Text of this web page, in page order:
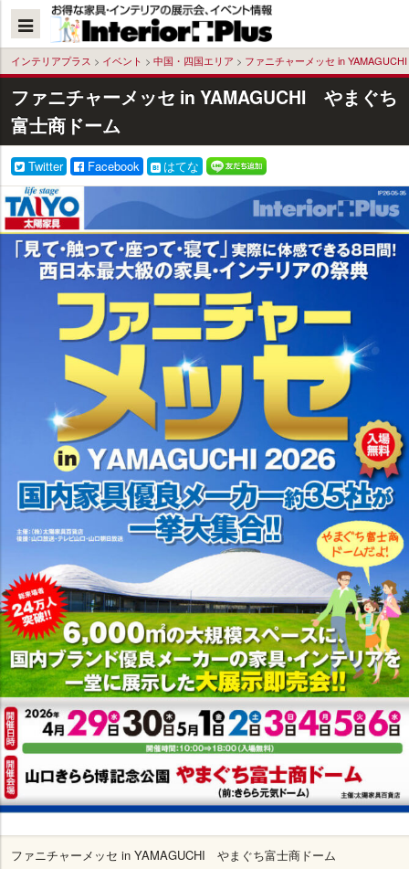
へ
インテリアプラス > イベント > 中国・四国エリア > ファニチャーメッセ in
ファニチャーメッセ in YAMAGUCHI やまぐち
富士商ドーム
Twitter Facebook はてな
ファニチャーメッセ in YAMAGUCHI やまぐち富士商ドーム